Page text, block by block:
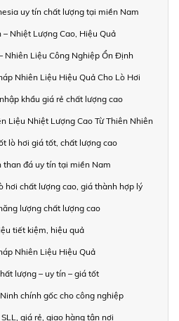
uy tín chất lượng tại miền Nam
Nhiệt Lượng Cao, Hiệu Quả
Nhiên Liệu Công Nghiệp Ổn Định
Nhiên Liệu Hiệu Quả Cho Lò Hơi
khẩu giá rẻ chất lượng cao
Liệu Nhiệt Lượng Cao Từ Thiên Nhiên
lò hơi giá tốt, chất lượng cao
than đá uy tín tại miền Nam
hơi chất lượng cao, giá thành hợp lý
lượng chất lượng cao
tiết kiệm, hiệu quả
Nhiên Liệu Hiệu Quả
lượng – uy tín – giá tốt
chính gốc cho công nghiệp
giá rẻ, giao hàng tận nơi